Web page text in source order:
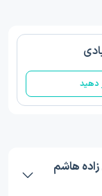
دهید
زاده هاشم